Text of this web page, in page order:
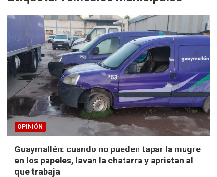
OPINIÓN
Guaymallén: cuando no pueden tapar la mugre
en los papeles, lavan la chatarra y aprietan al
que trabaja